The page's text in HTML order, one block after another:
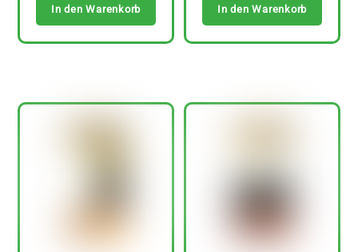
In den Warenkorb In den Warenkorb